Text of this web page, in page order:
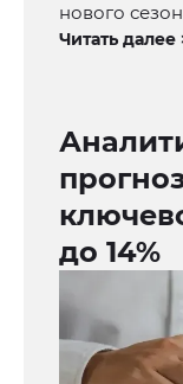
нового
Читать далее
до 14%